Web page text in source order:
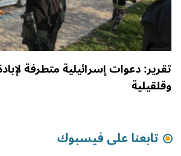
تقرير: دعوات إسرائيلية متطرفة
وقلقيلية
تابعنا على فيسبوك